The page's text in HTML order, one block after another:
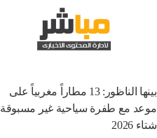
بينها الناظور: 13 مطاراً مغربياً على
موعد مع طفرة سياحية غير مسبوقة
شتاء 2026